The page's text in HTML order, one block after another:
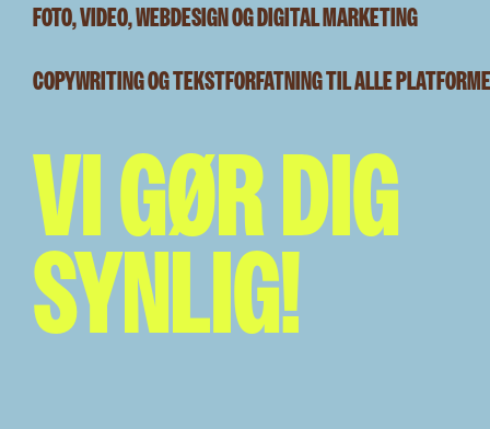
FOTO, VIDEO, WEBDESIGN OG DIGITAL MARKETING
COPYWRITING OG TEKSTFORFATNING TIL ALLE PLATFORME
VI GØR DIG
SYNLIG!